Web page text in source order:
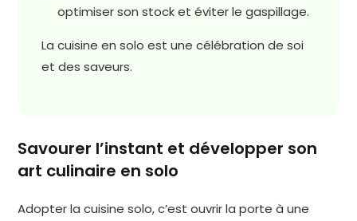
optimiser son stock et éviter le gaspillage.
La cuisine en solo est une célébration de soi
et des saveurs.
Savourer l’instant et développer son
art culinaire en solo
Adopter la cuisine solo, c’est ouvrir la porte à une